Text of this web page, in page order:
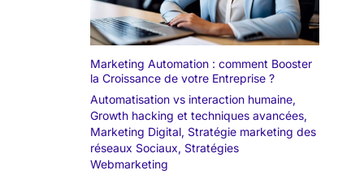
Marketing Automation : comment Booster
la Croissance de votre Entreprise ?
Automatisation vs interaction humaine,
Growth hacking et techniques avancées,
Marketing Digital, Stratégie marketing des
réseaux Sociaux, Stratégies
Webmarketing